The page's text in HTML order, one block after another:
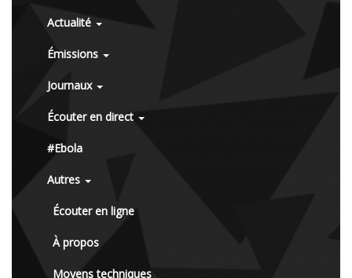
Actualité
Émissions
Journaux
Écouter en direct
#Ebola
Autres
Écouter en ligne
À propos
Moyens techniques